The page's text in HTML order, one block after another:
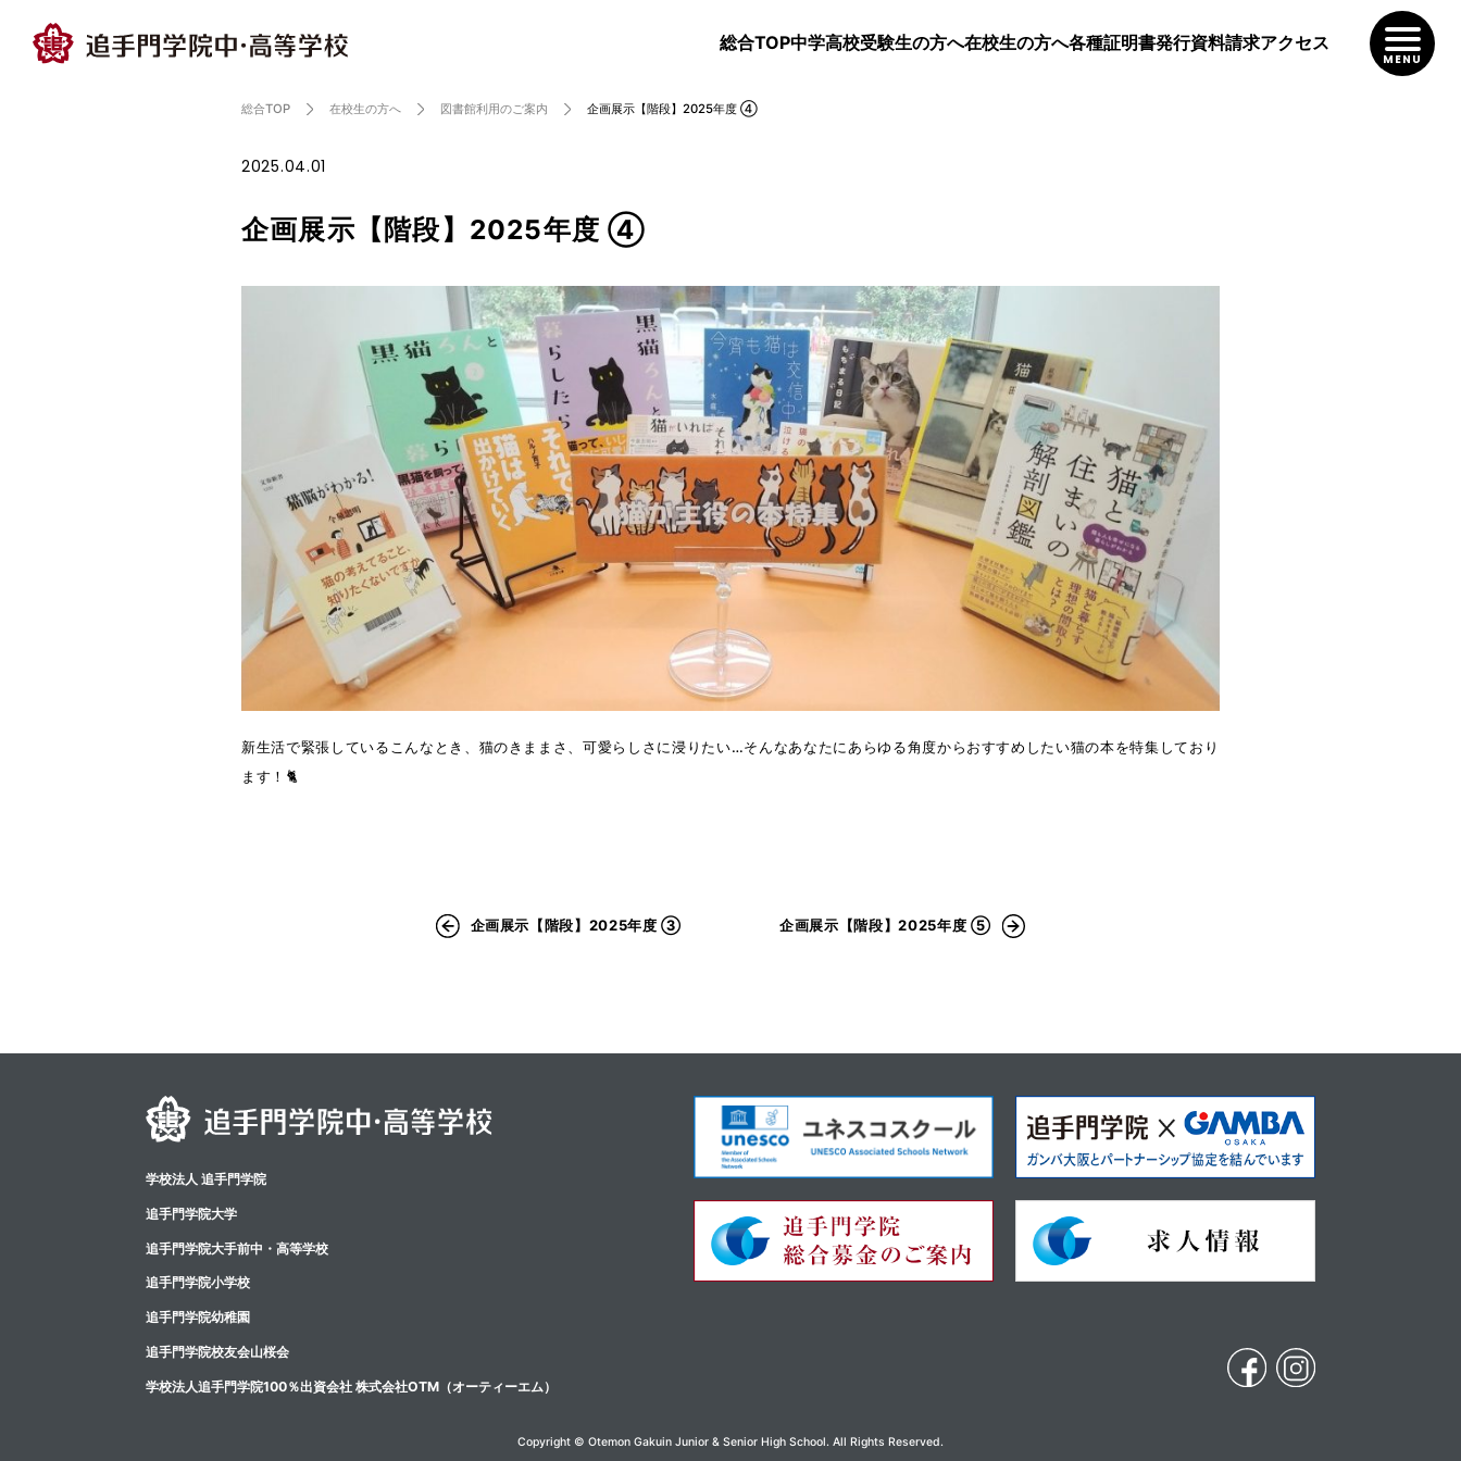
総合TOP中学高校受験生の方へ在校生の方へ各種証明書発行資料請求アクセス
MENU
総合TOP 在校生の方へ 図書館利用のご案内 企画展示【階段】2025年度 ④
2025.04.01
企画展示【階段】2025年度 ④
新生活で緊張しているこんなとき、猫のきままさ、可愛らしさに浸りたい…そんなあなたにあらゆる角度からおすすめしたい猫の本を特集しており
ます！🐈
企画展示【階段】2025年度 ③ 企画展示【階段】2025年度 ⑤
学校法人 追手門学院
追手門学院大学
追⼿⾨学院⼤⼿前中・⾼等学校
追手門学院小学校
追手門学院幼稚園
追手門学院校友会山桜会
学校法人追手門学院100％出資会社 株式会社OTM（オーティーエム）
Copyright © Otemon Gakuin Junior & Senior High School. All Rights Reserved.